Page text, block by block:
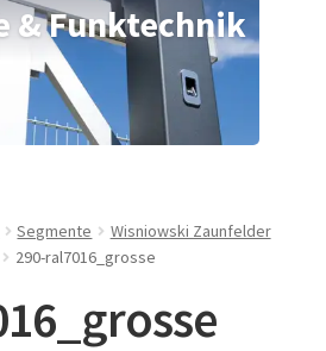
& Funktechnik
Segmente
Wisniowski Zaunfelder
290-ral7016_grosse